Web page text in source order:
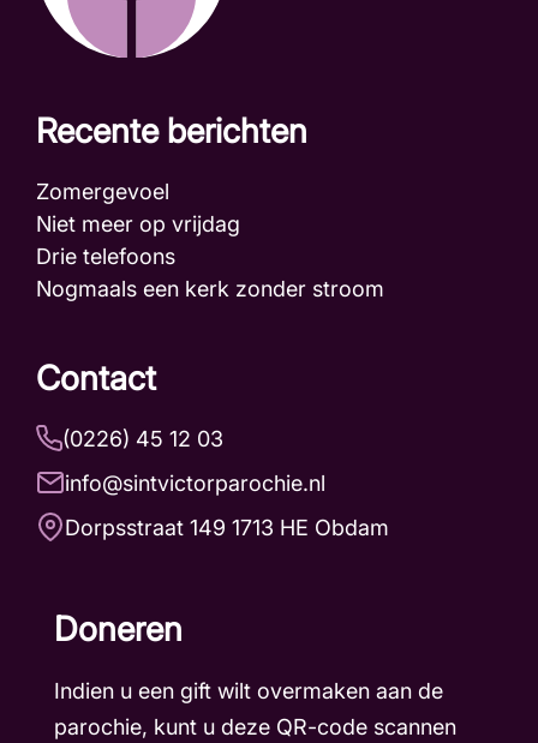
Recente berichten
Zomergevoel
Niet meer op vrijdag
Drie telefoons
Nogmaals een kerk zonder stroom
Contact
(0226) 45 12 03
info@sintvictorparochie.nl
Dorpsstraat 149 1713 HE Obdam
Doneren
Indien u een gift wilt overmaken aan de
parochie, kunt u deze QR-code scannen